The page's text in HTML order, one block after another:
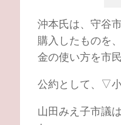
沖本氏は、守谷
購入したものを
金の使い方を市
公約として、▽
山田みえ子市議